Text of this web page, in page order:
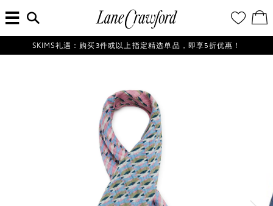
佛
探
的
愿
望
单
看
／
修
购
单
入
搜
索
信
息...
SKIMS礼遇：购买3件或以上指定精选单品，即享5折优惠！